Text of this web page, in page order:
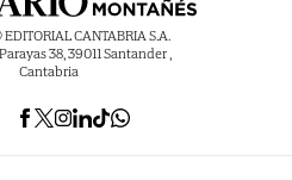
CANTABRIA S.A.
38, 39011 Santander ,
Cantabria